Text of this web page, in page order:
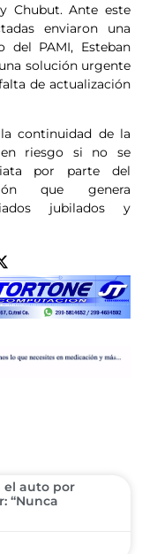
Chubut. Ante este
enviaron una
PAMI, Esteban
solución urgente
de actualización
continuidad de la
en riesgo si no se
por parte del
que genera
jubilados y
el auto por
“Nunca